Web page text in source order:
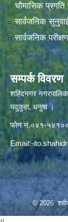
चौमासिक प्रगति
सार्वजनिक
सार्वजनिक परीक्षण
सम्पर्क विवरण
शहिदनगर
यदुकुहा, धनुषा ।
फाेन नं.०४१-
Email:-
© 2026